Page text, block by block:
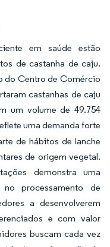
em saúde estão
de castanha de caju.
do Centro de Comércio
castanhas de caju
um volume de 49.754
uma demanda forte
de hábitos de lanche
de origem vegetal.
demonstra uma
processamento de
a desenvolverem
e com valor
buscam cada vez